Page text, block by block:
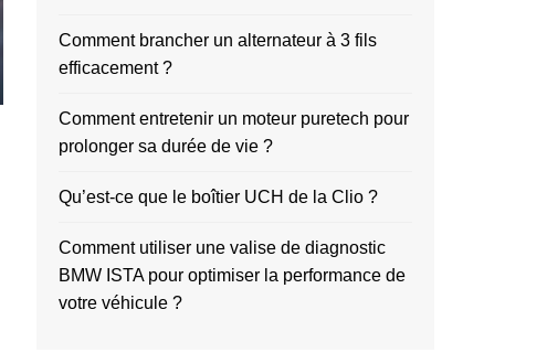
Comment brancher un alternateur à 3 fils
efficacement ?
Comment entretenir un moteur puretech pour
prolonger sa durée de vie ?
Qu’est-ce que le boîtier UCH de la Clio ?
Comment utiliser une valise de diagnostic
BMW ISTA pour optimiser la performance de
votre véhicule ?